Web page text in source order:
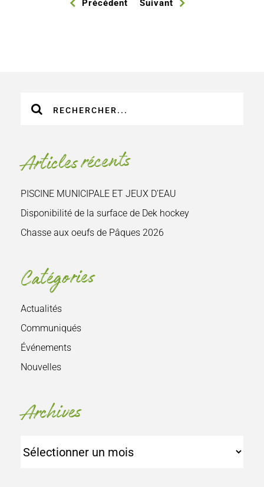
Précédent Suivant
sur
Articles récents
PISCINE MUNICIPALE ET JEUX D’EAU
Disponibilité de la surface de Dek hockey
Chasse aux oeufs de Pâques 2026
Catégories
Actualités
Communiqués
Événements
Nouvelles
Archives